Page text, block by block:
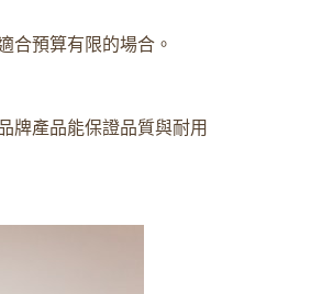
合預算有限的場合。
牌產品能保證品質與耐用